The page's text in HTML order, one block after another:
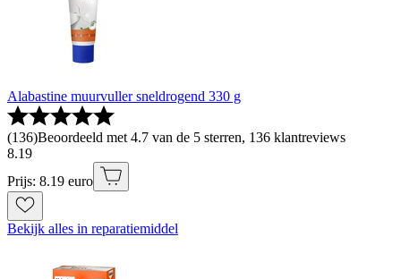
Alabastine muurvuller sneldrogend 330 g
(136)Beoordeeld met 4.7 van de 5 sterren, 136 klantreviews
8.19
Prijs: 8.19 euro
Bekijk alles in reparatiemiddel